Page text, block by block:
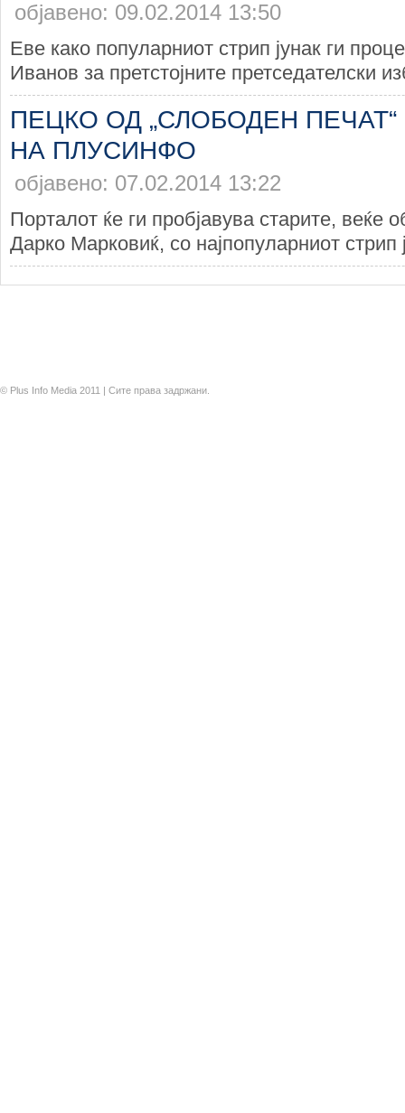
објавено: 09.02.2014 13:50
Еве како популарниот стрип јунак ги
Иванов за претстојните претседателски
ПЕЦКО ОД „СЛОБОДЕН ПЕЧАТ“
НА ПЛУСИНФО
објавено: 07.02.2014 13:22
Порталот ќе ги пробјавува старите, веќе
Дарко Марковиќ, со најпопуларниот стрип
© Plus Info Media 2011 | Сите права задржани.